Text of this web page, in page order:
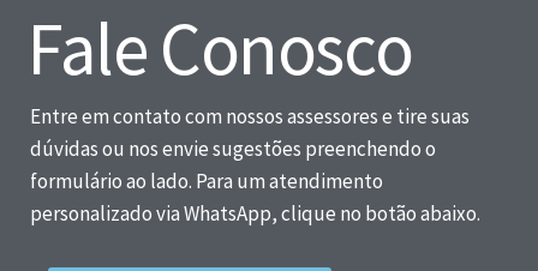
Fale Conosco
Entre em contato com nossos assessores e tire suas
dúvidas ou nos envie sugestões preenchendo o
formulário ao lado. Para um atendimento
personalizado via WhatsApp, clique no botão abaixo.